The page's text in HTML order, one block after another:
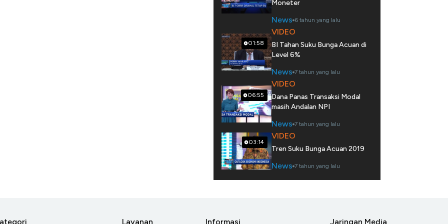
Moneter
News 6 tahun yang lalu
01:58
VIDEO
BI Tahan Suku Bunga Acuan di
Level 6%
News 7 tahun yang lalu
06:55
VIDEO
Dana Panas Transaksi Modal
masih Andalan NPI
News 7 tahun yang lalu
03:14
VIDEO
Tren Suku Bunga Acuan 2019
News 7 tahun yang lalu
Layanan Informasi Jaringan Media